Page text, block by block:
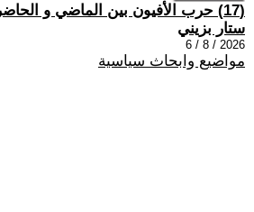
(17) حرب الأفيون بين الماضي و الحاضر
ستار بزيني
2026 / 8 / 6
مواضيع وابحاث سياسية